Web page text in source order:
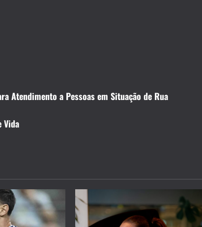
Atendimento a Pessoas em Situação de Rua
Vida